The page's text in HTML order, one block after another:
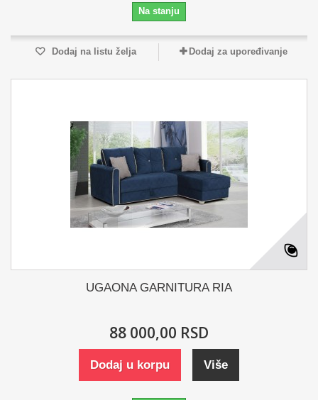
Na stanju
Dodaj na listu želja Dodaj za upoređivanje
UGAONA GARNITURA RIA
88 000,00 RSD
Dodaj u korpu Više